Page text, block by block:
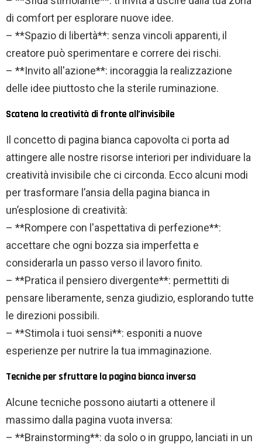
di comfort per esplorare nuove idee.
– **Spazio di libertà**: senza vincoli apparenti, il
creatore può sperimentare e correre dei rischi.
– **Invito all'azione**: incoraggia la realizzazione
delle idee piuttosto che la sterile ruminazione.
Scatena la creatività di fronte all’invisibile
Il concetto di pagina bianca capovolta ci porta ad
attingere alle nostre risorse interiori per individuare la
creatività invisibile che ci circonda. Ecco alcuni modi
per trasformare l’ansia della pagina bianca in
un’esplosione di creatività:
– **Rompere con l'aspettativa di perfezione**:
accettare che ogni bozza sia imperfetta e
considerarla un passo verso il lavoro finito.
– **Pratica il pensiero divergente**: permettiti di
pensare liberamente, senza giudizio, esplorando tutte
le direzioni possibili.
– **Stimola i tuoi sensi**: esponiti a nuove
esperienze per nutrire la tua immaginazione.
Tecniche per sfruttare la pagina bianca inversa
Alcune tecniche possono aiutarti a ottenere il
massimo dalla pagina vuota inversa:
– **Brainstorming**: da solo o in gruppo, lanciati in un